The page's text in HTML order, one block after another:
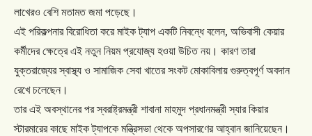
লাখেরও বেশি মতামত জমা পড়েছে।
এই পরিকল্পনার বিরোধিতা করে মাইক ট্যাপ একটি নিবন্ধে বলেন, অভিবাসী কেয়ার
কর্মীদের ক্ষেত্রে এই নতুন নিয়ম প্রযোজ্য হওয়া উচিত নয়। কারণ তারা
যুক্তরাজ্যের স্বাস্থ্য ও সামাজিক সেবা খাতের সংকট মোকাবিলায় গুরুত্বপূর্ণ অবদান
রেখে চলেছেন।
তার এই অবস্থানের পর স্বরাষ্ট্রমন্ত্রী শাবানা মাহমুদ প্রধানমন্ত্রী স্যার কিয়ার
স্টারমারের কাছে মাইক ট্যাপকে মন্ত্রিসভা থেকে অপসারণের আহ্বান জানিয়েছেন।